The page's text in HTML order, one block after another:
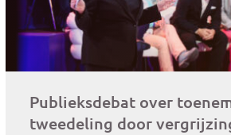
Publieksdebat over
tweedeling door